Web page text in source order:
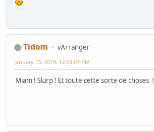
Tidom
vArranger
January 15, 2019, 12:53:07 PM
Miam ! Slurp ! Et toute cette sorte de choses !